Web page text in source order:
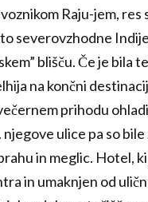
Raju-jem, res
severovzhodne
blišču. Če je bila
na končni
prihodu
njegove ulice pa so
in meglic. Hotel,
in umaknjen od